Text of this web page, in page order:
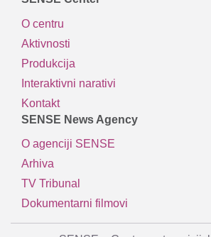
O centru
Aktivnosti
Produkcija
Interaktivni narativi
Kontakt
SENSE News Agency
O agenciji SENSE
Arhiva
TV Tribunal
Dokumentarni filmovi